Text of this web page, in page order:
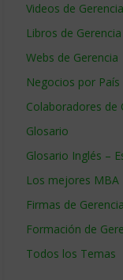
Videos de Gerencia
Libros de Gerencia
Webs de Gerencia
Negocios por País
Colaboradores de
Glosario
Glosario Inglés –
Los mejores MBA
Firmas de Gerencia
Formación de
Todos los Temas